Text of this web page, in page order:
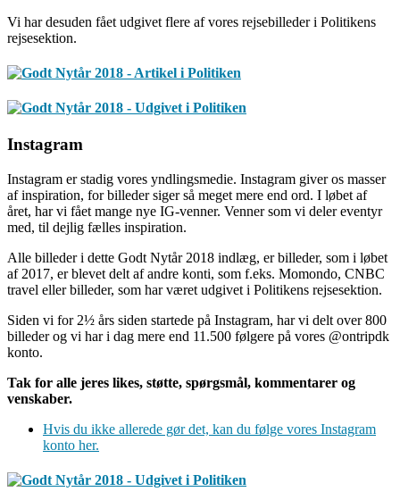
Vi har desuden fået udgivet flere af vores rejsebilleder i Politikens
rejsesektion.
Instagram
Instagram er stadig vores yndlingsmedie. Instagram giver os masser
af inspiration, for billeder siger så meget mere end ord. I løbet af
året, har vi fået mange nye IG-venner. Venner som vi deler eventyr
med, til dejlig fælles inspiration.
Alle billeder i dette Godt Nytår 2018 indlæg, er billeder, som i løbet
af 2017, er blevet delt af andre konti, som f.eks. Momondo, CNBC
travel eller billeder, som har været udgivet i Politikens rejsesektion.
Siden vi for 2½ års siden startede på Instagram, har vi delt over 800
billeder og vi har i dag mere end 11.500 følgere på vores @ontripdk
konto.
Tak for alle jeres likes, støtte, spørgsmål, kommentarer og
venskaber.
Hvis du ikke allerede gør det, kan du følge vores Instagram
konto her.